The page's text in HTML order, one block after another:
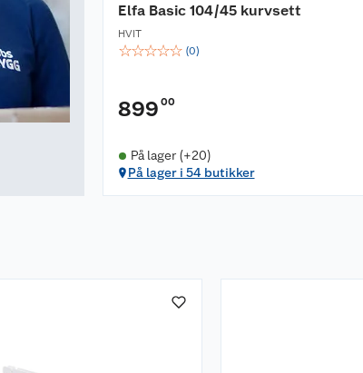
Elfa Basic 104/45 kurvsett
HVIT
☆☆☆☆☆ (0)
899 00
På lager (+20)
På lager i 54 butikker